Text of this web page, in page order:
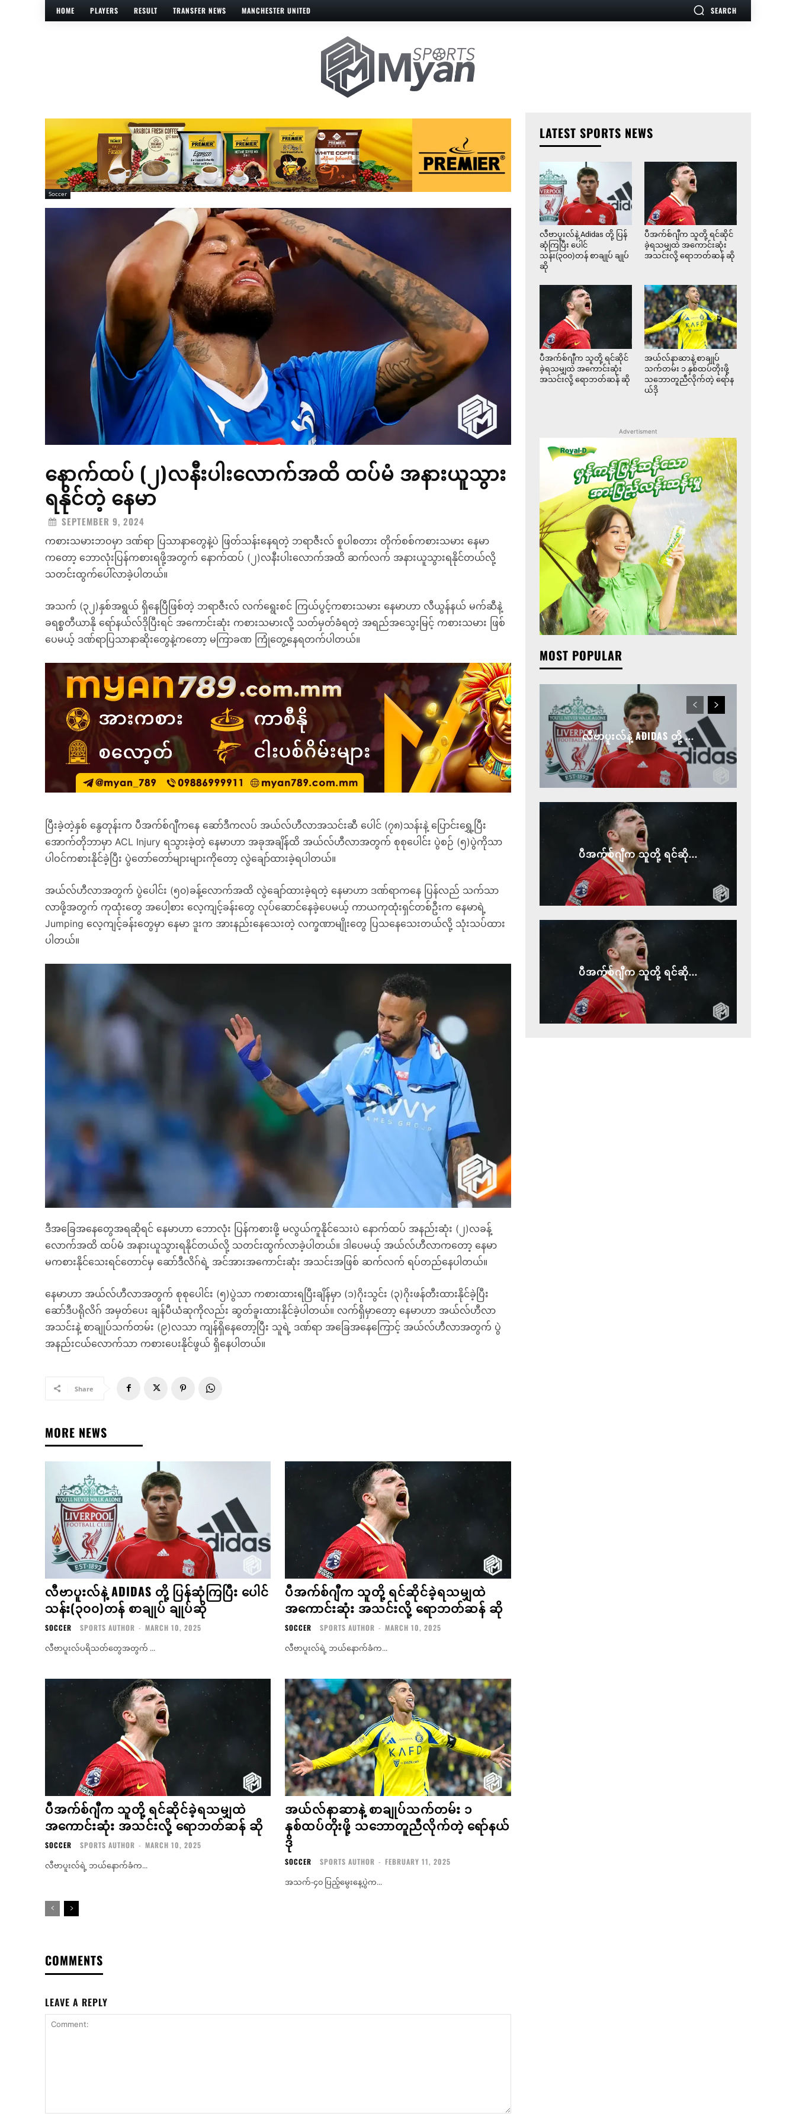
HOME PLAYERS RESULT TRANSFER NEWS MANCHESTER UNITED SEARCH
Soccer
နောက်ထပ် (၂)လနီးပါးလောက်အထိ ထပ်မံ အနားယူသွား
ရနိုင်တဲ့ နေမာ
SEPTEMBER 9, 2024
ကစားသမားဘဝမှာ ဒဏ်ရာ ပြသာနာတွေနဲ့ပဲ ဖြတ်သန်းနေရတဲ့ ဘရာဇီးလ် စူပါစတား တိုက်စစ်ကစားသမား နေမာ
ကတော့ ဘောလုံးပြန်ကစားရဖို့အတွက် နောက်ထပ် (၂)လနီးပါးလောက်အထိ ဆက်လက် အနားယူသွားရနိုင်တယ်လို့
သတင်းထွက်ပေါ်လာခဲ့ပါတယ်။
အသက် (၃၂)နှစ်အရွယ် ရှိနေပြီဖြစ်တဲ့ ဘရာဇီးလ် လက်ရွေးစင် ကြယ်ပွင့်ကစားသမား နေမာဟာ လီယွန်နယ် မက်ဆီနဲ့
ခရစ္စတီယာနို ရော်နယ်လ်ဒိုပြီးရင် အကောင်းဆုံး ကစားသမားလို့ သတ်မှတ်ခံရတဲ့ အရည်အသွေးမြင့် ကစားသမား ဖြစ်
ပေမယ့် ဒဏ်ရာပြသာနာဆိုးတွေနဲ့ကတော့ မကြာခဏ ကြုံတွေ့နေရတက်ပါတယ်။
ပြီးခဲ့တဲ့နှစ် နွေတုန်းက ပီအက်စ်ဂျီကနေ ဆော်ဒီကလပ် အယ်လ်ဟီလာအသင်းဆီ ပေါင် (၇၈)သန်းနဲ့ ပြောင်းရွှေ့ပြီး
အောက်တိုဘာမှာ ACL Injury ရသွားခဲ့တဲ့ နေမာဟာ အခုအချိန်ထိ အယ်လ်ဟီလာအတွက် စုစုပေါင်း ပွဲစဉ် (၅)ပွဲကိုသာ
ပါဝင်ကစားနိုင်ခဲ့ပြီး ပွဲတော်တော်များများကိုတော့ လွဲချော်ထားခဲ့ရပါတယ်။
အယ်လ်ဟီလာအတွက် ပွဲပေါင်း (၅၀)ခန့်လောက်အထိ လွဲချော်ထားခဲ့ရတဲ့ နေမာဟာ ဒဏ်ရာကနေ ပြန်လည် သက်သာ
လာဖို့အတွက် ကုထုံးတွေ အပေါ့စား လေ့ကျင့်ခန်းတွေ လုပ်ဆောင်နေခဲ့ပေမယ့် ကာယကုထုံးရှင်တစ်ဦးက နေမာရဲ့
Jumping လေ့ကျင့်ခန်းတွေမှာ နေမာ ဒူးက အားနည်းနေသေးတဲ့ လက္ခဏာမျိုးတွေ ပြသနေသေးတယ်လို့ သုံးသပ်ထား
ပါတယ်။
ဒီအခြေအနေတွေအရဆိုရင် နေမာဟာ ဘောလုံး ပြန်ကစားဖို့ မလွယ်ကူနိုင်သေးပဲ နောက်ထပ် အနည်းဆုံး (၂)လခန့်
လောက်အထိ ထပ်မံ အနားယူသွားရနိုင်တယ်လို့ သတင်းထွက်လာခဲ့ပါတယ်။ ဒါပေမယ့် အယ်လ်ဟီလာကတော့ နေမာ
မကစားနိုင်သေးရင်တောင်မှ ဆော်ဒီလိဂ်ရဲ့ အင်အားအကောင်းဆုံး အသင်းအဖြစ် ဆက်လက် ရပ်တည်နေပါတယ်။
နေမာဟာ အယ်လ်ဟီလာအတွက် စုစုပေါင်း (၅)ပွဲသာ ကစားထားရပြီးချိန်မှာ (၁)ဂိုးသွင်း (၃)ဂိုးဖန်တီးထားနိုင်ခဲ့ပြီး
ဆော်ဒီပရိုလိဂ် အမှတ်ပေး ချန်ပီယံဆုကိုလည်း ဆွတ်ခူးထားနိုင်ခဲ့ပါတယ်။ လက်ရှိမှာတော့ နေမာဟာ အယ်လ်ဟီလာ
အသင်းနဲ့ စာချုပ်သက်တမ်း (၉)လသာ ကျန်ရှိနေတော့ပြီး သူရဲ့ ဒဏ်ရာ အခြေအနေကြောင့် အယ်လ်ဟီလာအတွက် ပွဲ
အနည်းငယ်လောက်သာ ကစားပေးနိုင်ဖွယ် ရှိနေပါတယ်။
Share
MORE NEWS
လီဗာပူးလ်နဲ့ ADIDAS တို့ ပြန်ဆုံကြပြီး ပေါင်
သန်း(၃၀၀)တန် စာချုပ် ချုပ်ဆို
SOCCER SPORTS AUTHOR - MARCH 10, 2025
လီဗာပူးလ်ပရိသတ်တွေအတွက် ...
ပီအက်စ်ဂျီက သူတို့ ရင်ဆိုင်ခဲ့ရသမျှထဲ
အကောင်းဆုံး အသင်းလို့ ရောဘတ်ဆန် ဆို
SOCCER SPORTS AUTHOR - MARCH 10, 2025
လီဗာပူးလ်ရဲ့ ဘယ်နောက်ခံက...
ပီအက်စ်ဂျီက သူတို့ ရင်ဆိုင်ခဲ့ရသမျှထဲ
အကောင်းဆုံး အသင်းလို့ ရောဘတ်ဆန် ဆို
SOCCER SPORTS AUTHOR - MARCH 10, 2025
လီဗာပူးလ်ရဲ့ ဘယ်နောက်ခံက...
အယ်လ်နာဆာနဲ့ စာချုပ်သက်တမ်း ၁
နှစ်ထပ်တိုးဖို့ သဘောတူညီလိုက်တဲ့ ရော်နယ်
ဒို
SOCCER SPORTS AUTHOR - FEBRUARY 11, 2025
အသက်-၄၀ ပြည့်မွေးနေ့ပွဲက...
COMMENTS
LEAVE A REPLY
LATEST SPORTS NEWS
လီဗာပူးလ်နဲ့ Adidas တို့ ပြန်
ဆုံကြပြီး ပေါင်
သန်း(၃၀၀)တန် စာချုပ် ချုပ်
ဆို
ပီအက်စ်ဂျီက သူတို့ ရင်ဆိုင်
ခဲ့ရသမျှထဲ အကောင်းဆုံး
အသင်းလို့ ရောဘတ်ဆန် ဆို
ပီအက်စ်ဂျီက သူတို့ ရင်ဆိုင်
ခဲ့ရသမျှထဲ အကောင်းဆုံး
အသင်းလို့ ရောဘတ်ဆန် ဆို
အယ်လ်နာဆာနဲ့ စာချုပ်
သက်တမ်း ၁ နှစ်ထပ်တိုးဖို့
သဘောတူညီလိုက်တဲ့ ရော်န
ယ်ဒို
Advertisment
MOST POPULAR
လီဗာပူးလ်နဲ့ ADIDAS တို့ ...
ပီအက်စ်ဂျီက သူတို့ ရင်ဆို...
ပီအက်စ်ဂျီက သူတို့ ရင်ဆို...